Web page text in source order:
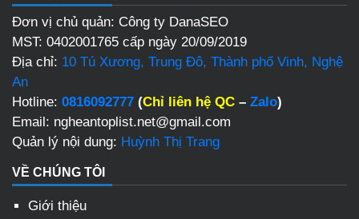
Đơn vị chủ quản: Công ty DanaSEO
MST: 0402001765 cấp ngày 20/09/2019
Địa chỉ: 10 Tú Xương, Trung Đô, Thành phố Vinh, Nghệ
An
Hotline: 0816092777 (Chỉ liên hệ QC – Zalo)
Email: ngheantoplist.net@gmail.com
Quản lý nội dung: Huỳnh Thị Trang
VỀ CHÚNG TÔI
Giới thiệu